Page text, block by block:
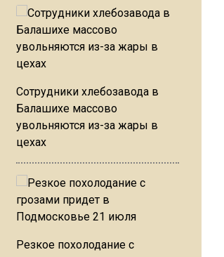
Сотрудники хлебозавода в
Балашихе массово
увольняются из-за жары в
цехах
Резкое похолодание с